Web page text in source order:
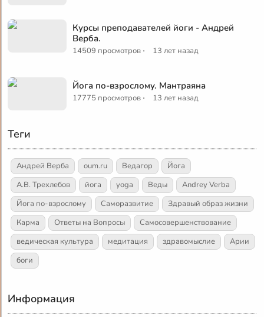
Курсы преподавателей йоги - Андрей
Верба.
14509 просмотров · 13 лет назад
Йога по-взрослому. Мантраяна
17775 просмотров · 13 лет назад
Теги
Андрей Верба oum.ru Ведагор
Йога
А.В. Трехлебов
йога yoga Веды
Andrey Verba
Йога по-взрослому
Саморазвитие
Здравый образ жизни
Карма
Ответы на Вопросы
Самосовершенствование
ведическая культура
медитация здравомыслие
Арии
боги
Информация